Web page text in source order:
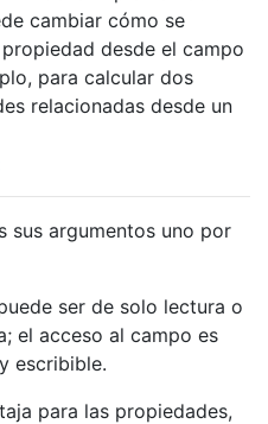
cambiar cómo se
desde el campo
para calcular dos
relacionadas desde un
sus argumentos uno por
ser de solo lectura o
el acceso al campo es
escribible.
para las propiedades,